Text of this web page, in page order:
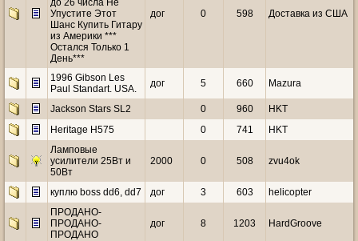
до 26 числа Не
Упустите Этот
Шанс Купить Гитару
из Америки ***
Остался Только 1
День***
дог 0 598 Доставка из США
1996 Gibson Les
Paul Standart. USA.
дог 5 660 Mazura
Jackson Stars SL2 0 960
HKT
Heritage H575
0 741
HKT
Ламповые
усилители 25Вт и
50Вт
2000 0 508 zvu4ok
куплю boss dd6, dd7 дог 3 603
helicopter
ПРОДАНО-
ПРОДАНО-
ПРОДАНО
дог 8 1203 HardGroove